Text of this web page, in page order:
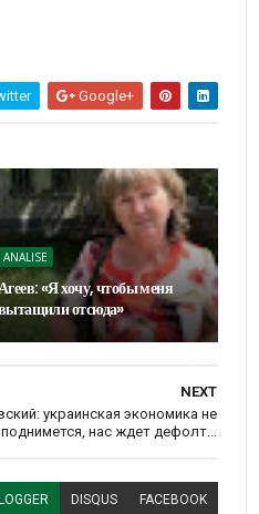
Google+
ANALISE
«Я хочу, чтобы меня
отсюда»
NEXT
украинская экономика не
поднимется, нас ждет дефолт...
DISQUS FACEBOOK